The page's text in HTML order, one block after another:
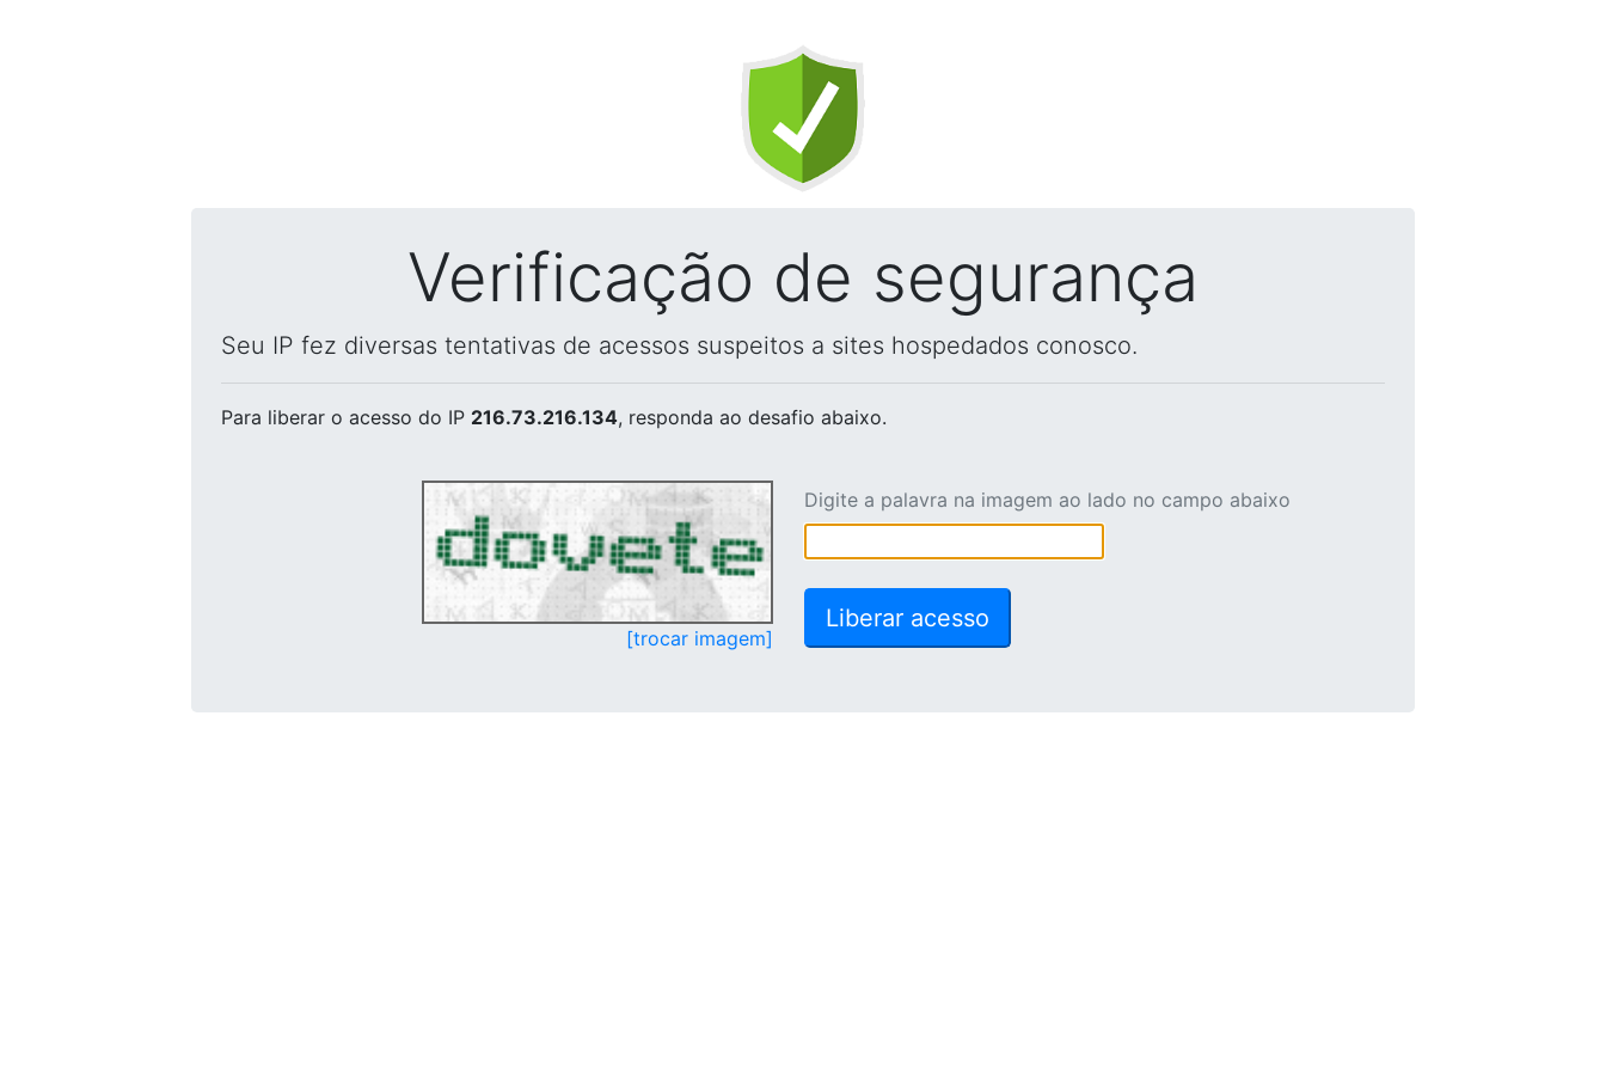
Verificação de segurança
Seu IP fez diversas tentativas de acessos suspeitos a sites hospedados conosco.
Para liberar o acesso do IP 216.73.216.134, responda ao desafio abaixo.
[trocar imagem]
Digite a palavra na imagem ao lado no campo abaixo